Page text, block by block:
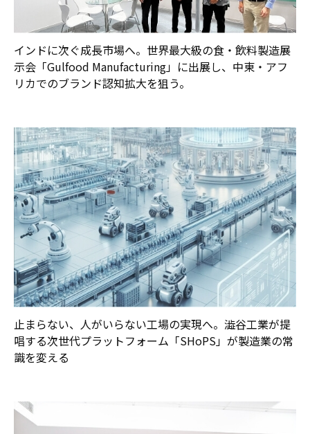
インドに次ぐ成長市場へ。世界最大級の食・飲料製造展
示会「Gulfood Manufacturing」に出展し、中東・アフ
リカでのブランド認知拡大を狙う。
止まらない、人がいらない工場の実現へ。澁谷工業が提
唱する次世代プラットフォーム「SHoPS」が製造業の常
識を変える